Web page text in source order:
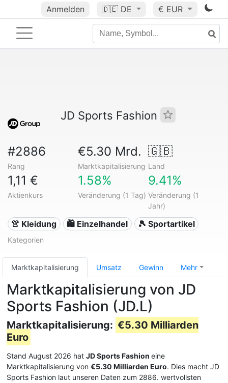
Anmelden 🇩🇪 DE € EUR
JD Sports Fashion
#2886
Rang
€5.30 Mrd.
Marktkapitalisierung
🇬🇧
Land
1,11 €
Aktienkurs
1.58%
Veränderung (1 Tag)
9.41%
Veränderung (1
Jahr)
👚 Kleidung 🛍️ Einzelhandel 🎾 Sportartikel
Kategorien
Marktkapitalisierung Umsatz Gewinn Mehr
Marktkapitalisierung von JD
Sports Fashion (JD.L)
Marktkapitalisierung: €5.30 Milliarden
Euro
Stand August 2026 hat JD Sports Fashion eine
Marktkapitalisierung von €5.30 Milliarden Euro. Dies macht JD
Sports Fashion laut unseren Daten zum 2886. wertvollsten